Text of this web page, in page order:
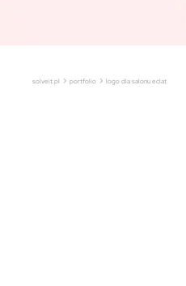
solveit.pl › portfolio › logo dla salonu eclat